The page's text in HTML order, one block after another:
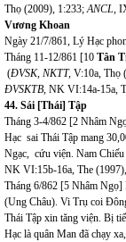
Thọ (2009), 1:233;ANCL,
Vương Khoan
Ngày 21/7/861, Lý Hạc
Tháng 11-12/861 [10 Tân
(ĐVSK, NKTT, V:10a, Thọ
ĐVSKTB, NK VI:14a-15a,
44. Sái [Thái] Tập
Tháng 3-4/862 [2 Nhâm
Hạc sai Thái Tập mang
Ngạc, cứu viện. Nam
NK VI:15b-16a, The
Tháng 6/862 [5 Nhâm
(Ung Châu). Vi Trụ coi
Thái Tập xin tăng viện. Bị
Hạc là quân Man đã chạy